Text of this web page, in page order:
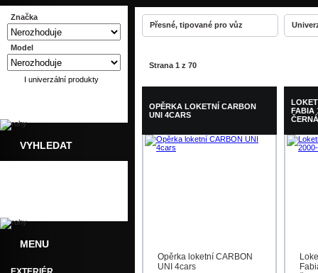
Přesné, tipované pro vůz
Strana 1 z 70
OPĚRKA LOKETNÍ CARBON
UNI 4CARS
Opěrka loketní CARBON
UNI 4cars
FABIA
ČERNÁ
Značka
Model
I univerzální produkty
VYHLEDAT
MENU